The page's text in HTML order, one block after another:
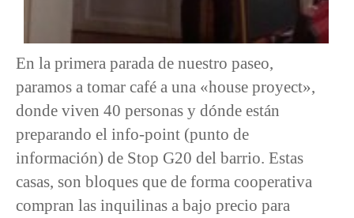
En la primera parada de nuestro paseo,
paramos a tomar café a una «house proyect»,
donde viven 40 personas y dónde están
preparando el info-point (punto de
información) de Stop G20 del barrio. Estas
casas, son bloques que de forma cooperativa
compran las inquilinas a bajo precio para